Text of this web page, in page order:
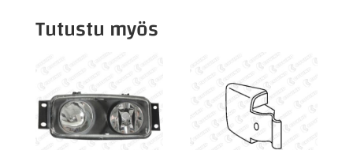
Tutustu myös